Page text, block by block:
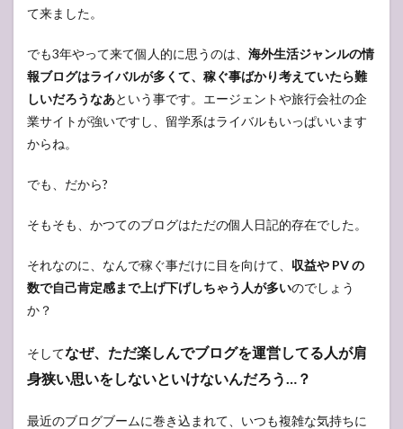
て来ました。
でも3年やって来て個人的に思うのは、 海外生活ジャンルの情
報ブログはライバルが多くて、稼ぐ事ばかり考えていたら難
しいだろうなあという事です。エージェントや旅行会社の企
業サイトが強いですし、留学系はライバルもいっぱいいます
からね。
でも、だから?
そもそも、かつてのブログはただの個人日記的存在でした。
それなのに、なんで稼ぐ事だけに目を向けて、 収益や PV の
数で自己肯定感まで上げ下げしちゃう人が多いのでしょう
か？
そしてなぜ、ただ楽しんでブログを運営してる人が肩
身狭い思いをしないといけないんだろう…？
最近のブログブームに巻き込まれて、いつも複雑な気持ちに